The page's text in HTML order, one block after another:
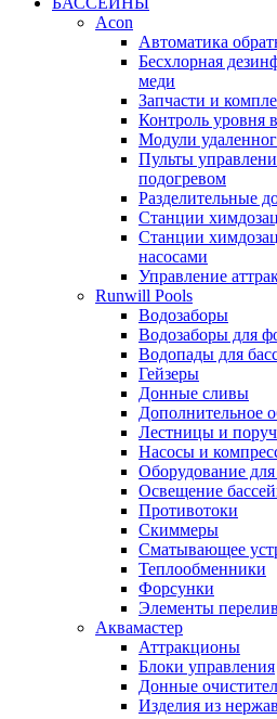
Acon
Автоматика
Беcхлорная
меди
Запчасти и
Контроль уровня
Модули
Пульты
подогревом
Разделительные
Станции
Станции
насосами
Управление
Runwill Pools
Водозаборы
Водозаборы для
Водопады для
Гейзеры
Донные сливы
Дополнительное
Лестницы и
Насосы и
Оборудование
Освещение
Противотоки
Скиммеры
Сматывающее
Теплообменники
Форсунки
Элементы
Аквамастер
Аттракционы
Блоки управления
Донные
Изделия из